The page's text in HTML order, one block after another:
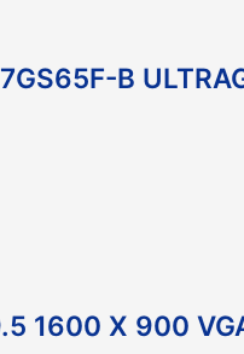
B
1600 X 900